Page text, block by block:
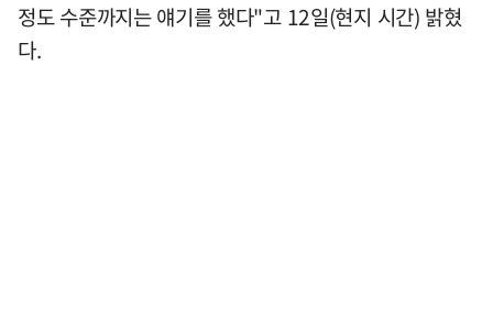
정도 수준까지는 얘기를 했다"고 12일(현지 시간) 밝혔
다.